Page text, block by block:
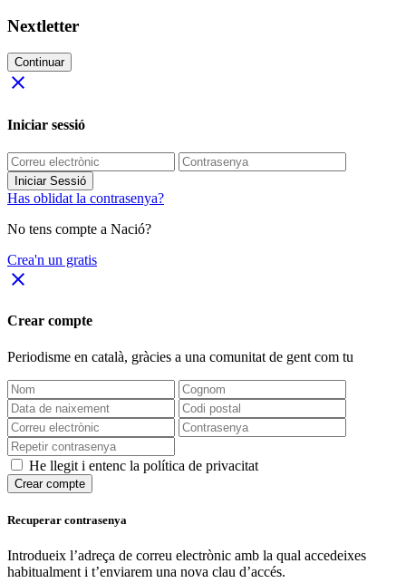
Nextletter
Continuar
close
Iniciar sessió
Iniciar Sessió
Has oblidat la contrasenya?
No tens compte a Nació?
Crea'n un gratis
close
Crear compte
Periodisme en català, gràcies a una comunitat de gent com tu
He llegit i entenc la política de privacitat
Crear compte
Recuperar contrasenya
Introdueix l’adreça de correu electrònic amb la qual accedeixes
habitualment i t’enviarem una nova clau d’accés.